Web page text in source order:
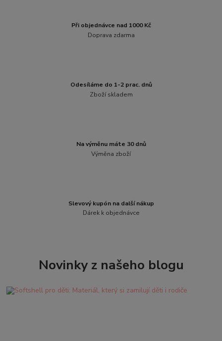
Při objednávce nad 1000 Kč
Doprava zdarma
Odesíláme do 1-2 prac. dnů
Zboží skladem
Na výměnu máte 30 dnů
Výměna zboží
Slevový kupón na další nákup
Dárek k objednávce
Novinky z našeho blogu